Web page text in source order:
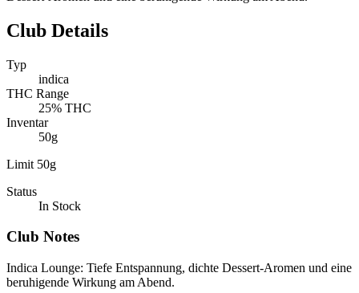
Club Details
Typ
indica
THC Range
25% THC
Inventar
50g
Limit 50g
Status
In Stock
Club Notes
Indica Lounge: Tiefe Entspannung, dichte Dessert-Aromen und eine
beruhigende Wirkung am Abend.